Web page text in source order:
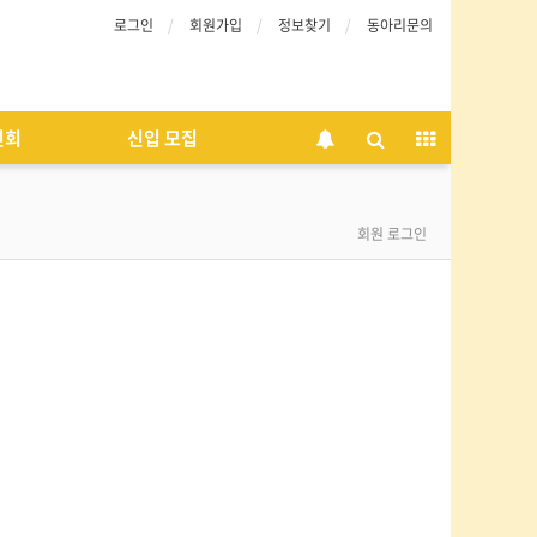
로그인 회원가입 정보찾기 동아리문의
신입 모집
회원 로그인